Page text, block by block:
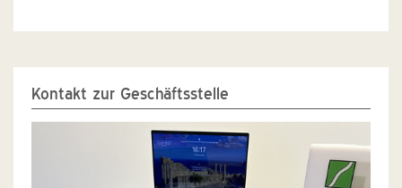
Kontakt zur Geschäftsstelle